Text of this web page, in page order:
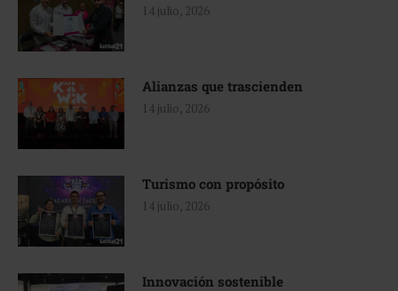
14 julio, 2026
Alianzas que trascienden
14 julio, 2026
Turismo con propósito
14 julio, 2026
Innovación sostenible